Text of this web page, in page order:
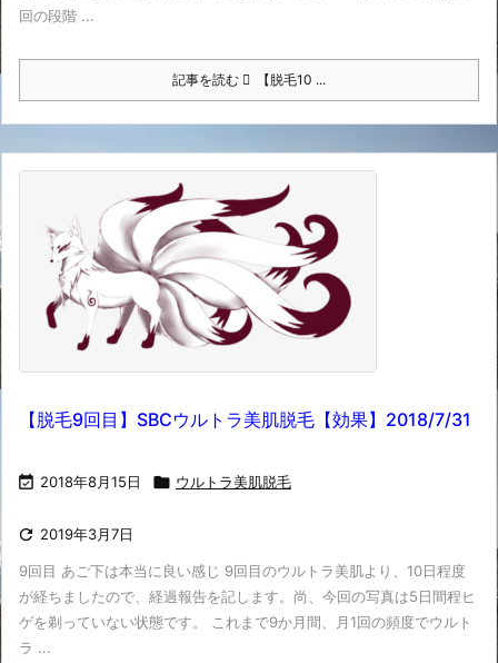
回の段階 ...
記事を読む 【脱毛10 ...
【脱毛9回目】SBCウルトラ美肌脱毛【効果】2018/7/31
 2018年8月15日  ウルトラ美肌脱毛
 2019年3月7日
9回目 あご下は本当に良い感じ 9回目のウルトラ美肌より、10日程度
が経ちましたので、経過報告を記します。尚、今回の写真は5日間程ヒ
ゲを剃っていない状態です。 これまで9か月間、月1回の頻度でウルト
ラ ...